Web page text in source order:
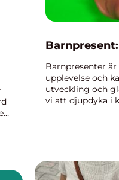
Barnpresenter
upplevelse och
utveckling och
vi att djupdyka i